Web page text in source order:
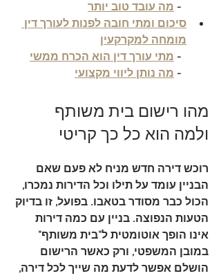
מה עובד טוב יותר
סיכום ומתי חובה לפנות לעורך דין
מומחה למקרקעין
מתי עורך דין הוא הכרח ממשי
מה נותן ליווי מקצועי
מהו רישום בית משותף
ולמה הוא כל כך קריטי
רוכש דירה חדש מניח לא פעם שאם
הבניין עומד על תילו וכל הדירות נמכרו,
הכול כבר מסודר בטאבו. בפועל, זו בדיוק
הטעות הנפוצה. בניין עם כמה דירות
אינו הופך אוטומטית ל"בית משותף"
במובן המשפטי, ורק כאשר הרישום
הושלם אפשר לדעת מה שייך לכל דירה,